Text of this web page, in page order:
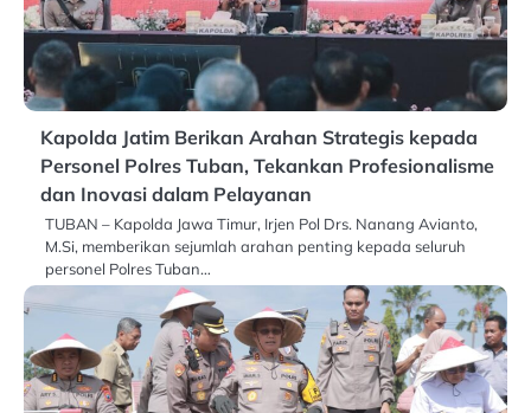
Kapolda Jatim Berikan Arahan Strategis kepada
Personel Polres Tuban, Tekankan Profesionalisme
dan Inovasi dalam Pelayanan
TUBAN – Kapolda Jawa Timur, Irjen Pol Drs. Nanang Avianto,
M.Si, memberikan sejumlah arahan penting kepada seluruh
personel Polres Tuban…